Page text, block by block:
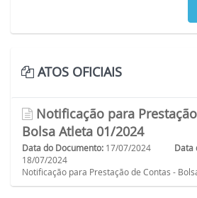
ATOS OFICIAIS
Notificação para
Bolsa Atleta 01/2024
Data do Documento: 17/07/2024
Data
18/07/2024
Notificação para Prestação de Contas -